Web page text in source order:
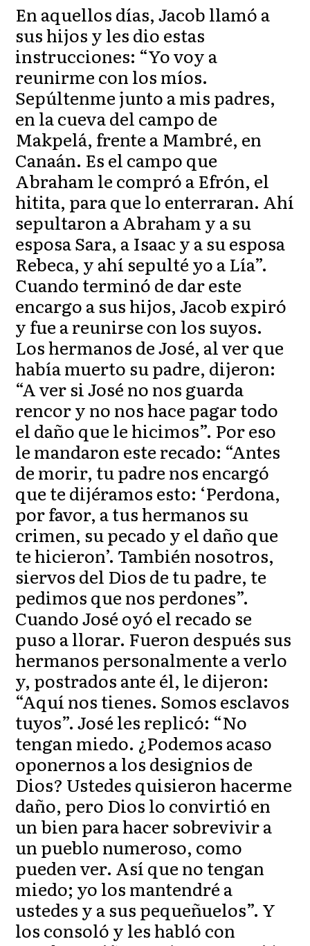
En aquellos días, Jacob llamó a
sus hijos y les dio estas
instrucciones: “Yo voy a
reunirme con los míos.
Sepúltenme junto a mis padres,
en la cueva del campo de
Makpelá, frente a Mambré, en
Canaán. Es el campo que
Abraham le compró a Efrón, el
hitita, para que lo enterraran. Ahí
sepultaron a Abraham y a su
esposa Sara, a Isaac y a su esposa
Rebeca, y ahí sepulté yo a Lía”.
Cuando terminó de dar este
encargo a sus hijos, Jacob expiró
y fue a reunirse con los suyos.
Los hermanos de José, al ver que
había muerto su padre, dijeron:
“A ver si José no nos guarda
rencor y no nos hace pagar todo
el daño que le hicimos”. Por eso
le mandaron este recado: “Antes
de morir, tu padre nos encargó
que te dijéramos esto: ‘Perdona,
por favor, a tus hermanos su
crimen, su pecado y el daño que
te hicieron’. También nosotros,
siervos del Dios de tu padre, te
pedimos que nos perdones”.
Cuando José oyó el recado se
puso a llorar. Fueron después sus
hermanos personalmente a verlo
y, postrados ante él, le dijeron:
“Aquí nos tienes. Somos esclavos
tuyos”. José les replicó: “No
tengan miedo. ¿Podemos acaso
oponernos a los designios de
Dios? Ustedes quisieron hacerme
daño, pero Dios lo convirtió en
un bien para hacer sobrevivir a
un pueblo numeroso, como
pueden ver. Así que no tengan
miedo; yo los mantendré a
ustedes y a sus pequeñuelos”. Y
los consoló y les habló con